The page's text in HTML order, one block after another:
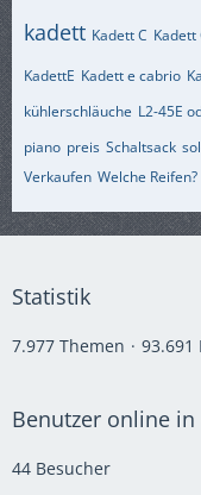
kadett Kadett C Kadett
KadettE Kadett e cabrio
kühlerschläuche L2-45E
piano preis Schaltsack
Verkaufen Welche Reifen?
Statistik
7.977 Themen 93.691
Benutzer online
44 Besucher